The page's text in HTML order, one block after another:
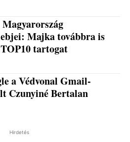
Majka továbbra is
tartogat
a Védvonal Gmail-
Czunyiné Bertalan
Hirdetés